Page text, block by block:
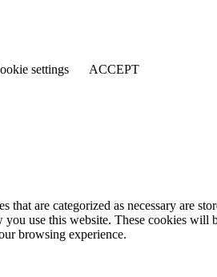
settings ACCEPT
are categorized as necessary are
use this website. These cookies
browsing experience.